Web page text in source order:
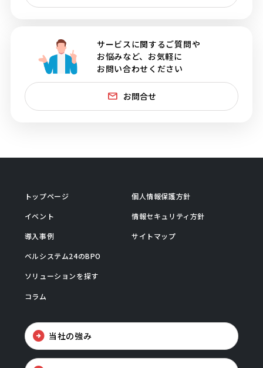
サービスに関するご質問や
お悩みなど、お気軽に
お問い合わせください
お問合せ
トップページ
イベント
導入事例
ベルシステム24のBPO
ソリューションを探す
コラム
個人情報保護方針
情報セキュリティ方針
サイトマップ
当社の強み